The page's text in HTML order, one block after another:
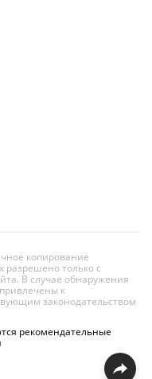
копирование
разрешено только с
В случае обнаружения
к
законодательством
рекомендательные